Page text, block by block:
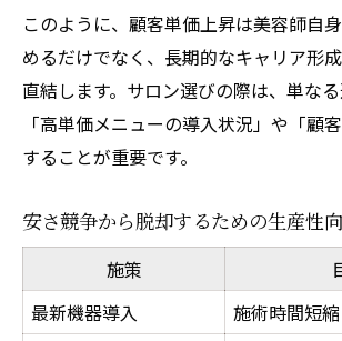
このように、顧客単価上昇は美容師自
めるだけでなく、長期的なキャリア形
直結します。サロン選びの際は、単な
「高単価メニューの導入状況」や「顧
することが重要です。
安さ競争から脱却するための生産性
施策
最新機器導入
施術時間短